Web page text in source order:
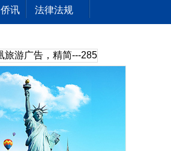
侨讯
法律法规